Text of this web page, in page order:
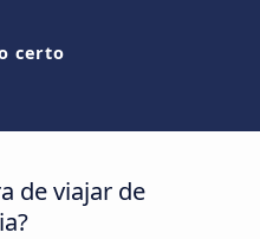
certo
de viajar de